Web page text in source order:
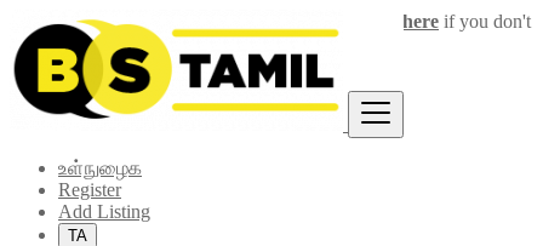
உள்நுழைக
Register
Add Listing
TA
Loginfor faster access to the best deals. Click here if you don't
have an account.